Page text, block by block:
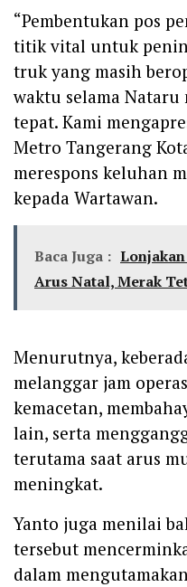
“Pembentukan pos
titik vital untuk
truk yang masih
waktu selama
tepat. Kami
Metro Tangerang
merespons keluhan
kepada Wartawan.
Baca Juga :
Arus Natal, Merak
Menurutnya,
melanggar jam
kemacetan,
lain, serta
terutama saat arus
meningkat.
Yanto juga menilai
tersebut
dalam